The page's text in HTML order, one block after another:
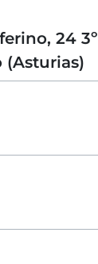
24 3º
(Asturias)